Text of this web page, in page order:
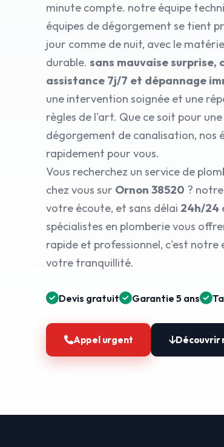
minute compte. notre équipe
équipes de dégorgement se tient
jour comme de nuit, avec le
durable. sans mauvaise surprise,
assistance 7j/7 et dépannage
une intervention soignée et une
règles de l'art. Que ce soit pour
dégorgement de canalisation, nos
rapidement pour vous.
Vous recherchez un service de
chez vous sur Ornon 38520 ?
votre écoute, et sans délai 24h/24
spécialistes en plomberie vous
rapide et professionnel, c'est
votre tranquillité.
Devis gratuit Garantie 5 ans
Appel urgent Découvrir